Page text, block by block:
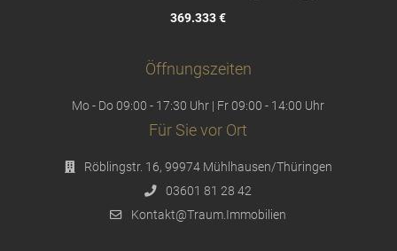
369.333 €
Öffnungszeiten
Mo - Do 09:00 - 17:30 Uhr | Fr 09:00 - 14:00 Uhr
Für Sie vor Ort
Röblingstr. 16, 99974 Mühlhausen/Thüringen
03601 81 28 42
Kontakt@Traum.Immobilien